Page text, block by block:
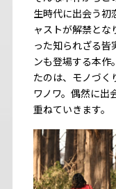
生時代に出会う初
ャストが解禁とな
った知られざる皆
ンも登場する本作
たのは、モノづく
ワノワ。偶然に出
重ねていきます。